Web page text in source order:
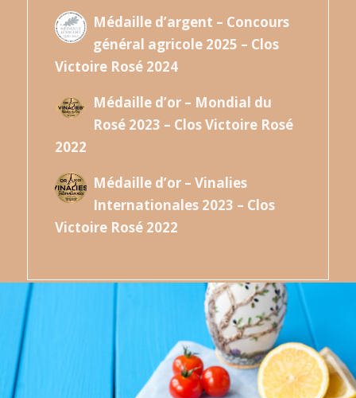
Médaille d’argent – Concours
général agricole 2025 – Clos
Victoire Rosé 2024
Médaille d’or – Mondial du
Rosé 2023 – Clos Victoire Rosé
2022
Médaille d’or – Vinalies
Internationales 2023 – Clos
Victoire Rosé 2022